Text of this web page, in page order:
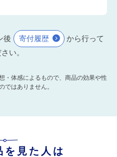
後 寄付履歴
から行って
い。
・体感によるもので、商品の効果や性
ではありません。
を見た人は